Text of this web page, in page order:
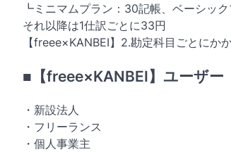
┗ミニマムプラン：30記帳、ベーシッ
それ以降は1仕訳ごとに33円
【freee×KANBEI】2.勘定科目ごとにか
■【freee×KANBEI】ユーザー
・新設法人
・フリーランス
・個人事業主